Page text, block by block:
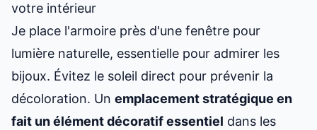
votre intérieur
Je place l'armoire près d'une fenêtre pour
lumière naturelle, essentielle pour admirer les
bijoux. Évitez le soleil direct pour prévenir la
décoloration. Un emplacement stratégique en
fait un élément décoratif essentiel dans les